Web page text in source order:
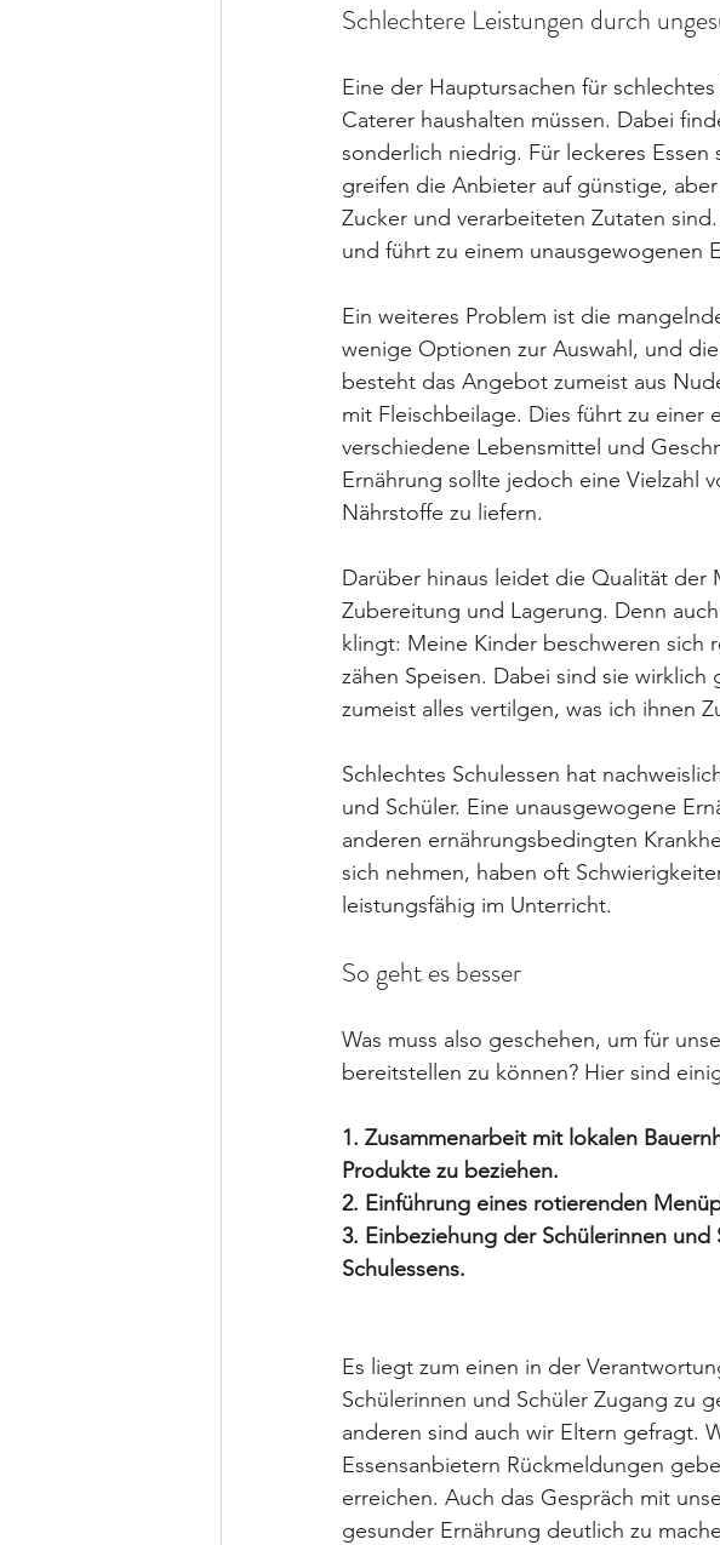
Schlechtere Leistungen durch
Eine der Hauptursachen für
Caterer haushalten müssen. Dabei
sonderlich niedrig. Für leckeres
greifen die Anbieter auf günstige,
Zucker und verarbeiteten Zutaten
und führt zu einem unausgewogenen
Ein weiteres Problem ist die
wenige Optionen zur Auswahl, und
besteht das Angebot zumeist aus
mit Fleischbeilage. Dies führt zu einer
verschiedene Lebensmittel und
Ernährung sollte jedoch eine Vielzahl
Nährstoffe zu liefern.
Darüber hinaus leidet die Qualität der
Zubereitung und Lagerung. Denn
klingt: Meine Kinder beschweren
zähen Speisen. Dabei sind sie
zumeist alles vertilgen, was ich ihnen
Schlechtes Schulessen hat
und Schüler. Eine unausgewogene
anderen ernährungsbedingten
sich nehmen, haben oft
leistungsfähig im Unterricht.
So geht es besser
Was muss also geschehen, um für
bereitstellen zu können? Hier sind
1. Zusammenarbeit mit lokalen
Produkte zu beziehen.
2. Einführung eines rotierenden
3. Einbeziehung der Schülerinnen
Schulessens.
Es liegt zum einen in der
Schülerinnen und Schüler Zugang zu
anderen sind auch wir Eltern gefragt.
Essensanbietern Rückmeldungen
erreichen. Auch das Gespräch mit
gesunder Ernährung deutlich zu